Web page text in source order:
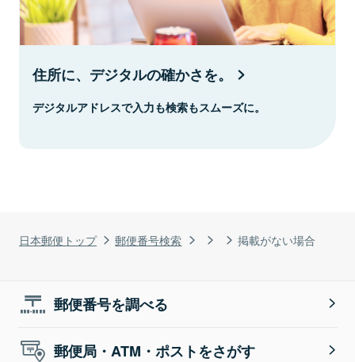
日本郵便トップ 郵便番号検索 掲載がない場合
住所に、デジタルの確かさを。
デジタルアドレスで入力も検索もスムーズに。
郵便番号を調べる
郵便局・ATM・ポストをさがす